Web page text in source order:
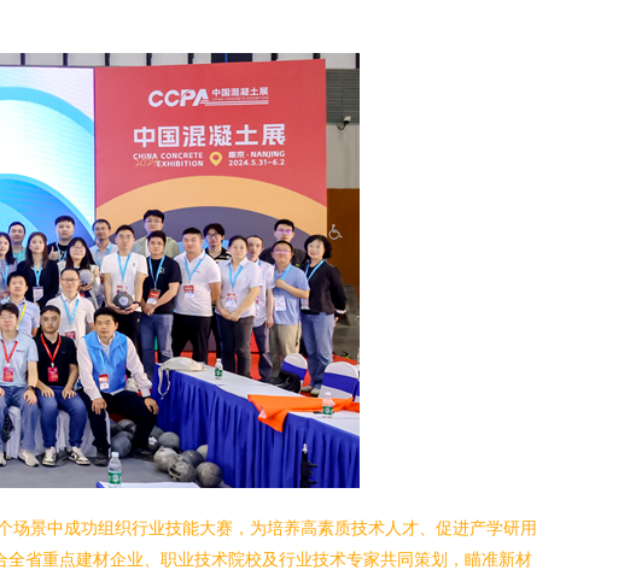
景中成功组织行业技能大赛，为培养高素质技术人才、促进产学研用
省重点建材企业、职业技术院校及行业技术专家共同策划，瞄准新材